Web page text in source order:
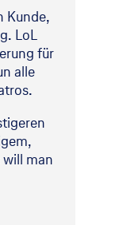
Kunde,
LoL
für
alle
man